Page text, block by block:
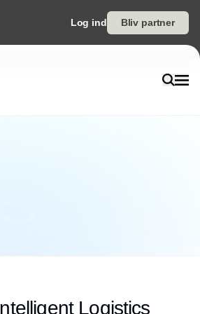
Log ind Bliv partner
Logistics